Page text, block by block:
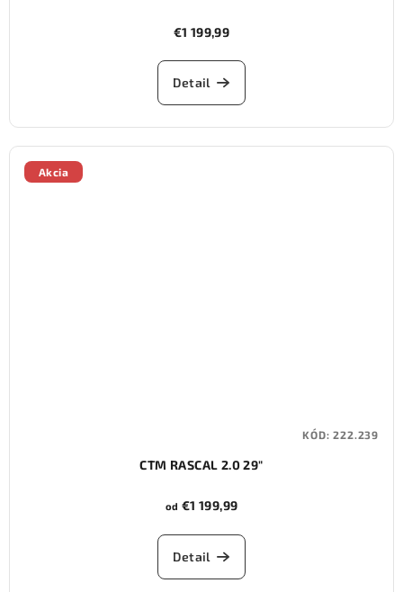
€1 199,99
Detail
Akcia
CTM RASCAL 2.0 29"
od €1 199,99
Detail
KÓD:222.239